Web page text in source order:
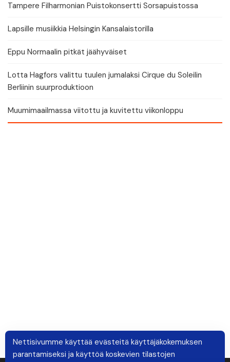
Tampere Filharmonian Puistokonsertti Sorsapuistossa
Lapsille musiikkia Helsingin Kansalaistorilla
Eppu Normaalin pitkät jäähyväiset
Lotta Hagfors valittu tuulen jumalaksi Cirque du Soleilin
Berliinin suurproduktioon
Muumimaailmassa viitottu ja kuvitettu viikonloppu
Nettisivumme käyttää evästeitä käyttäjäkokemuksen
parantamiseksi ja käyttöä koskevien tilastojen